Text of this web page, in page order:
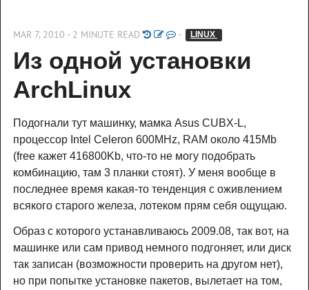
MAR 7, 2010 - 2 MINUTE READ - LINUX
Из одной установки
ArchLinux
Подогнали тут машинку, мамка Asus CUBX-L,
процессор Intel Celeron 600MHz, RAM около 415Mb
(free кажет 416800Kb, что-то не могу подобрать
комбинацию, там 3 планки стоят). У меня вообще в
последнее время какая-то тенденция с оживлением
всякого старого железа, лотеком прям себя ощущаю.
Образ с которого устанавливаюсь 2009.08, так вот, на
машинке или сам привод немного подгоняет, или диск
так записан (возможности проверить на другом нет),
но при попытке установке пакетов, вылетает на том,